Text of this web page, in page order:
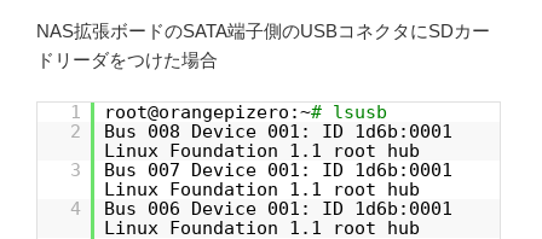
NAS拡張ボードのSATA端子側のUSBコネクタにSDカー
ドリーダをつけた場合
1 root@orangepizero:~# lsusb
2
Bus 008 Device 001: ID 1d6b:0001
Linux Foundation 1.1 root hub
3
Bus 007 Device 001: ID 1d6b:0001
Linux Foundation 1.1 root hub
4
Bus 006 Device 001: ID 1d6b:0001
Linux Foundation 1.1 root hub